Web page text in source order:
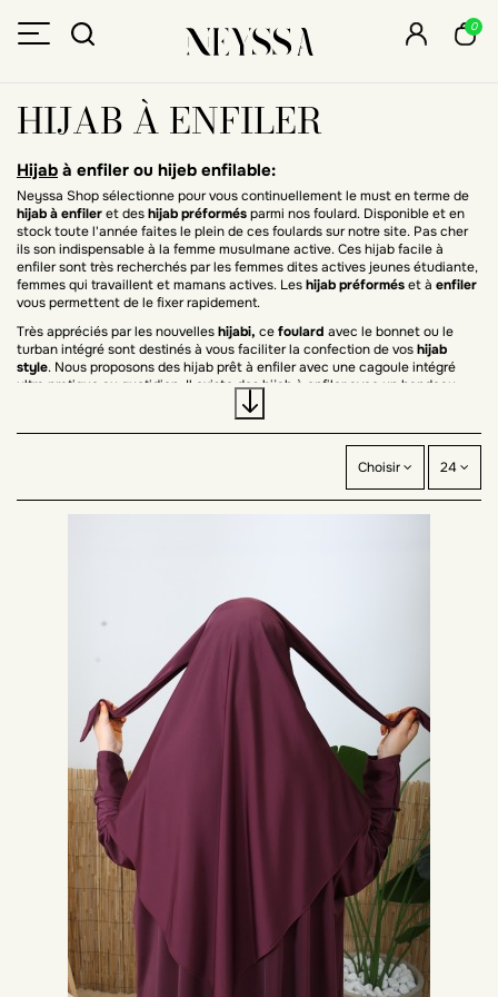
0
HIJAB À ENFILER
Hijab à enfiler ou hijeb enfilable:
Neyssa Shop sélectionne pour vous continuellement le must en terme de
hijab à enfileret deshijab préformésparmi nos foulard. Disponible et en
stock toute l'année faites le plein de ces foulards sur notre site. Pas cher
ils son indispensable à la femme musulmane active. Ces hijab facile à
enfiler sont très recherchés par les femmes dites actives jeunes étudiante,
femmes qui travaillent et mamans actives. Leshijab préforméset à enfiler
vous permettent de le fixer rapidement.
Très appréciés par les nouvelleshijabi, cefoulard avec le bonnet ou le
turban intégré sont destinés à vous faciliter la confection de voshijab
style. Nous proposons des hijab prêt à enfiler avec une cagoule intégré
ultra pratique au quotidien. Il existe des hijab à enfiler avec un bandeau
intégré décoré ou travaillé ultra chic et moderne. Toutes ces options sont
hijab pas cherfacile à poser qui
tiennent sans épingles ou autres pinces de sureté, vous pouvez tout de
bijoux à hijab.
toujours jeter un coup d’œil et regarder dans notre site de boutique en
ligne Neyssa Shop ce que nous proposons en termes de hijab à enfiler.
Découvrez avec Neyssa Shop les secrets du hijab à enfiler.
Quels sont les avantages du hijeb à enfiler du voile à
Deux pièces ou une pièce, se sont des hijab faciles à enfiler:
Aussi facile à enfiler qu'à retirer avec une matière généralement très
légère, mais tout en étant opaque donc ne laisse pas paraitre les cheveux.
Ce hijab est LE hijab par excellence qui est efficace et rapide. Il est doté,
pour les deux-pièces, d’un bonnet, simple ou croisé ou encore d’une
couleur différente ou avec des strasses pour d’autres, et d’un hijab qui
s’enfile par-dessus. En 10 secondes et hop vous voila voilée !
Hijab à enfiler rapide et efficace !
il ne sert pas et il est très élasthanne, ce qui procure un confort non-
négligeable. C’est la raison pour laquelle les mamans ainsi que les petites
filles l’utilisent. C’est un style Neyssa à la fois basique, mais toujours dans
la mode islamique actuelle. Il ne tombe pas et n’a pas besoin d’épingles
pour le maintenir. Nous avons envie de dire vive l’ensemble hijab !
Choisir 24